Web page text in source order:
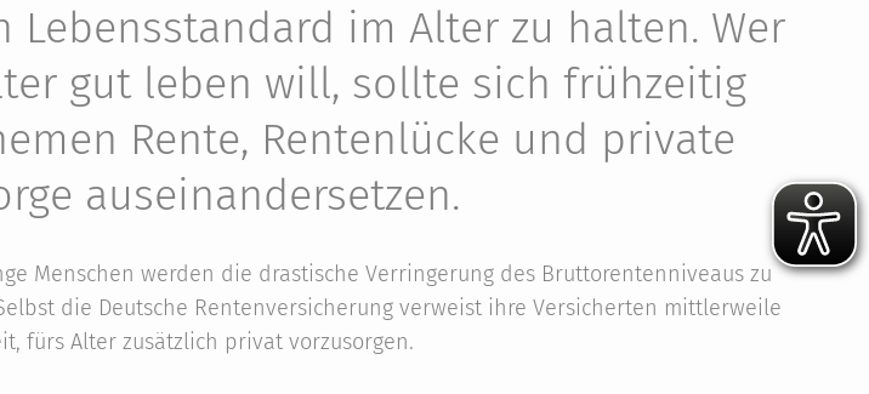
Lebensstandard im Alter zu halten. Wer
gut leben will, sollte sich frühzeitig
Rente, Rentenlücke und private
auseinandersetzen.
Menschen werden die drastische Verringerung des Bruttorentenniveaus zu
die Deutsche Rentenversicherung verweist ihre Versicherten mittlerweile
fürs Alter zusätzlich privat vorzusorgen.